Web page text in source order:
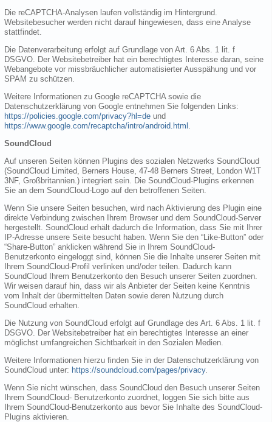
Die reCAPTCHA-Analysen laufen vollständig im Hintergrund.
Websitebesucher werden nicht darauf hingewiesen, dass eine Analyse
stattfindet.
Die Datenverarbeitung erfolgt auf Grundlage von Art. 6 Abs. 1 lit. f
DSGVO. Der Websitebetreiber hat ein berechtigtes Interesse daran, seine
Webangebote vor missbräuchlicher automatisierter Ausspähung und vor
SPAM zu schützen.
Weitere Informationen zu Google reCAPTCHA sowie die
Datenschutzerklärung von Google entnehmen Sie folgenden Links:
https://policies.google.com/privacy?hl=de und
https://www.google.com/recaptcha/intro/android.html
SoundCloud
Auf unseren Seiten können Plugins des sozialen Netzwerks SoundCloud
(SoundCloud Limited, Berners House, 47-48 Berners Street, London W1T
3NF, Großbritannien.) integriert sein. Die SoundCloud-Plugins erkennen
Sie an dem SoundCloud-Logo auf den betroffenen Seiten.
Wenn Sie unsere Seiten besuchen, wird nach Aktivierung des Plugin eine
direkte Verbindung zwischen Ihrem Browser und dem SoundCloud-Server
hergestellt. SoundCloud erhält dadurch die Information, dass Sie mit Ihrer
IP-Adresse unsere Seite besucht haben. Wenn Sie den “Like-Button” oder
“Share-Button” anklicken während Sie in Ihrem SoundCloud-
Benutzerkonto eingeloggt sind, können Sie die Inhalte unserer Seiten mit
Ihrem SoundCloud-Profil verlinken und/oder teilen. Dadurch kann
SoundCloud Ihrem Benutzerkonto den Besuch unserer Seiten zuordnen.
Wir weisen darauf hin, dass wir als Anbieter der Seiten keine Kenntnis
vom Inhalt der übermittelten Daten sowie deren Nutzung durch
SoundCloud erhalten.
Die Nutzung von SoundCloud erfolgt auf Grundlage des Art. 6 Abs. 1 lit. f
DSGVO. Der Websitebetreiber hat ein berechtigtes Interesse an einer
möglichst umfangreichen Sichtbarkeit in den Sozialen Medien.
Weitere Informationen hierzu finden Sie in der Datenschutzerklärung von
SoundCloud unter: https://soundcloud.com/pages/privacy.
Wenn Sie nicht wünschen, dass SoundCloud den Besuch unserer Seiten
Ihrem SoundCloud- Benutzerkonto zuordnet, loggen Sie sich bitte aus
Ihrem SoundCloud-Benutzerkonto aus bevor Sie Inhalte des SoundCloud-
Plugins aktivieren.